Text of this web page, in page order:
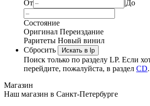
От
|До
Состояние
Оригинал Переиздание
Раритеты Новый винил
Сбросить
Искать в lp
Поиск только по разделу LP. Если
перейдите, пожалуйста, в раздел CD.
Магазин
Наш магазин в Санкт-Петербурге